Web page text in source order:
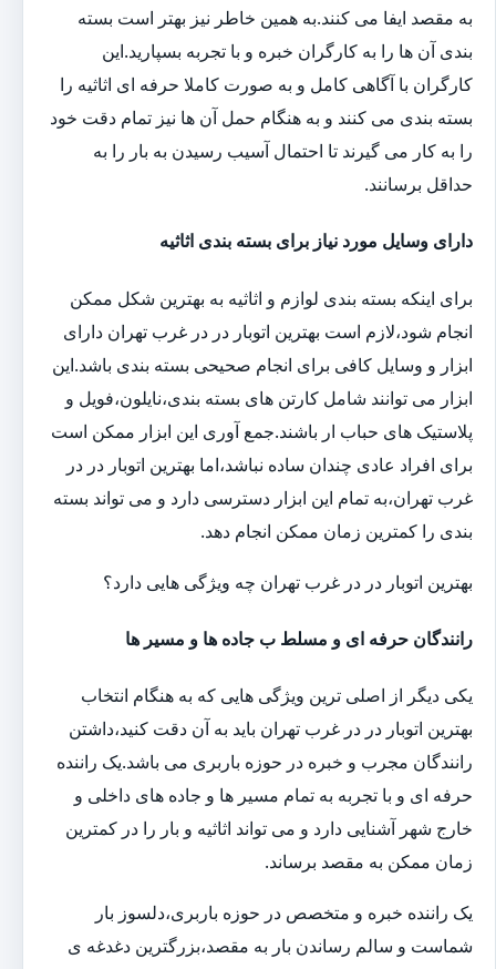
به مقصد ایفا می کنند.به همین خاطر نیز بهتر است بسته
بندی آن ها را به کارگران خبره و با تجربه بسپارید.این
کارگران با آگاهی کامل و به صورت کاملا حرفه ای اثاثیه را
بسته بندی می کنند و به هنگام حمل آن ها نیز تمام دقت خود
را به کار می گیرند تا احتمال آسیب رسیدن به بار را به
حداقل برسانند.
دارای وسایل مورد نیاز برای بسته بندی اثاثیه
برای اینکه بسته بندی لوازم و اثاثیه به بهترین شکل ممکن
انجام شود،لازم است بهترین اتوبار در در غرب تهران دارای
ابزار و وسایل کافی برای انجام صحیحی بسته بندی باشد.این
ابزار می توانند شامل کارتن های بسته بندی،نایلون،فویل و
پلاستیک های حباب ار باشند.جمع آوری این ابزار ممکن است
برای افراد عادی چندان ساده نباشد،اما بهترین اتوبار در در
غرب تهران،به تمام این ابزار دسترسی دارد و می تواند بسته
بندی را کمترین زمان ممکن انجام دهد.
بهترین اتوبار در در غرب تهران چه ویژگی هایی دارد؟
رانندگان حرفه ای و مسلط ب جاده ها و مسیر ها
یکی دیگر از اصلی ترین ویژگی هایی که به هنگام انتخاب
بهترین اتوبار در در غرب تهران باید به آن دقت کنید،داشتن
رانندگان مجرب و خبره در حوزه باربری می باشد.یک راننده
حرفه ای و با تجربه به تمام مسیر ها و جاده های داخلی و
خارج شهر آشنایی دارد و می تواند اثاثیه و بار را در کمترین
زمان ممکن به مقصد برساند.
یک راننده خبره و متخصص در حوزه باربری،دلسوز بار
شماست و سالم رساندن بار به مقصد،بزرگترین دغدغه ی